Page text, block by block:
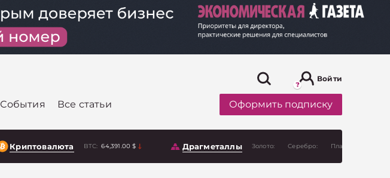
Войти
События Все статьи Оформить подписку
Криптовалюта BTC: 64,391.00 $ Драгметаллы Золото: Серебро: Платина: